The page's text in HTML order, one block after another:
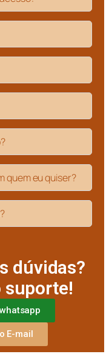
quem eu quiser?
dúvidas?
suporte!
E-mail